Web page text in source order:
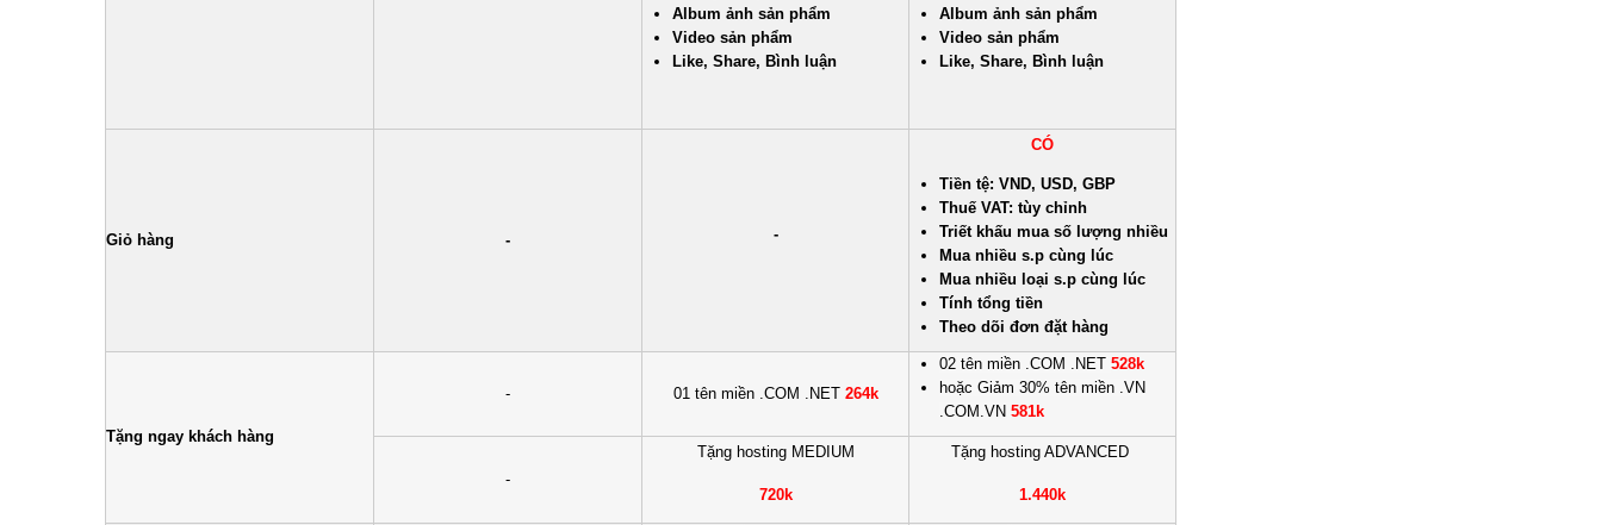
Album ảnh sản phẩm
Video sản phẩm
Like, Share, Bình luận
Album ảnh sản phẩm
Video sản phẩm
Like, Share, Bình luận
Giỏ hàng - -
CÓ
Tiền tệ: VND, USD, GBP
Thuế VAT: tùy chỉnh
Triết khấu mua số lượng nhiều
Mua nhiều s.p cùng lúc
Mua nhiều loại s.p cùng lúc
Tính tổng tiền
Theo dõi đơn đặt hàng
Tặng ngay khách hàng
- 01 tên miền .COM .NET 264k
02 tên miền .COM .NET 528k
hoặc Giảm 30% tên miền .VN
.COM.VN 581k
-
Tặng hosting MEDIUM
720k
Tặng hosting ADVANCED
1.440k